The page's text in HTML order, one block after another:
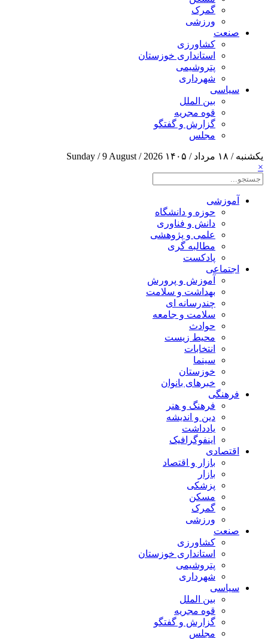
گمرک
ورزشی
صنعت
کشاورزی
استانداری خوزستان
پتروشیمی
شهرداری
سیاسی
بین الملل
قوه مجریه
گزارش و گفتگو
مجلس
یکشنبه / ۱۸ مرداد / ۱۴۰۵
Sunday / 9 August / 2026
×
آموزشی
حوزه و دانشگاه
دانش و فناوری
علمی و پژوهشی
مطالبه گری
پادکست
اجتماعی
آموزش و پرورش
بهداشت و سلامت
چندرسانه ای
سلامت و جامعه
حوادث
محیط زیست
انتخابات
سینما
خوزستان
خبرهای بانوان
فرهنگی
فرهنگ و هنر
دین و اندیشه
یادداشت
اینفوگرافیک
اقتصادی
بازار و اقتصاد
بازار
پزشکی
مسکن
گمرک
ورزشی
صنعت
کشاورزی
استانداری خوزستان
پتروشیمی
شهرداری
سیاسی
بین الملل
قوه مجریه
گزارش و گفتگو
مجلس